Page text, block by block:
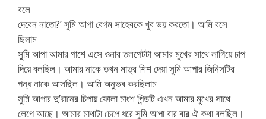
বলে
দেবেন নাতো?’ সুমি আপা বেগম সাহেবকে খুব ভয় করতো। আমি বসে
ছিলাম
সুমি আপা আমার পাশে এসে ওনার তলপেটটা আমার মুখের সাথে লাগিয়ে চাপ
দিয়ে বলছিল। আমার নাকে তখন মাত্র শিশ দেয়া সুমি আপার জিনিসটির
গন্ধ নাকে আসছিল। আমি অনুভব করছিলাম
সুমি আপার দু’রানের চিপায় ফোলা মাংশ পিন্ডটি এখন আমার মুখের সাথে
লেগে আছে। আমার মাথাটা চেপে ধরে সুমি আপা বার বার ঐ কথা বলছিল।